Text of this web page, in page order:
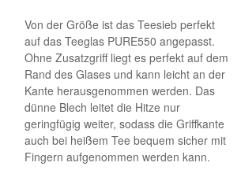
Von der Größe ist das Teesieb perfekt
auf das Teeglas PURE550 angepasst.
Ohne Zusatzgriff liegt es perfekt auf dem
Rand des Glases und kann leicht an der
Kante herausgenommen werden. Das
dünne Blech leitet die Hitze nur
geringfügig weiter, sodass die Griffkante
auch bei heißem Tee bequem sicher mit
Fingern aufgenommen werden kann.